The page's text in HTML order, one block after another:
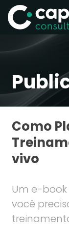
Como
vivo
Um e-
você